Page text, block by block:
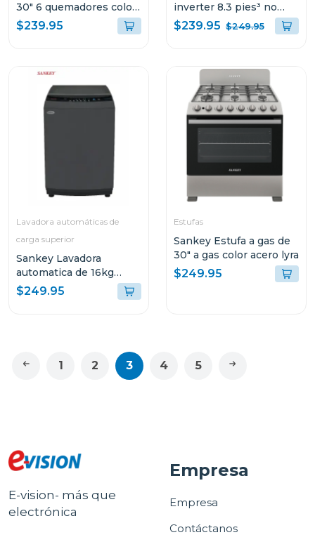
30" 6 quemadores color
negra
$239.95
inverter 8.3 pies³ no
frost luz led rf90in70
$239.95 $249.95
Lavadora automáticas de
carga superior
Sankey Lavadora
automatica de 16kg
lavado silencioso
wma1678
$249.95
Estufas
Sankey Estufa a gas de
30" a gas color acero lyra
$249.95
1 2 3 4 5
E-vision- más que
electrónica
Empresa
Empresa
Contáctanos